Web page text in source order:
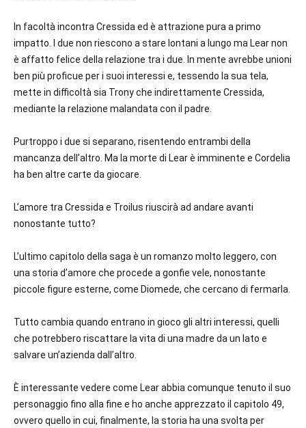
In facoltà incontra Cressida ed è attrazione pura a primo
impatto. I due non riescono a stare lontani a lungo ma Lear non
è affatto felice della relazione tra i due. In mente avrebbe unioni
ben più proficue per i suoi interessi e, tessendo la sua tela,
mette in difficoltà sia Trony che indirettamente Cressida,
mediante la relazione malandata con il padre.
Purtroppo i due si separano, risentendo entrambi della
mancanza dell’altro. Ma la morte di Lear è imminente e Cordelia
ha ben altre carte da giocare.
L’amore tra Cressida e Troilus riuscirà ad andare avanti
nonostante tutto?
L’ultimo capitolo della saga è un romanzo molto leggero, con
una storia d’amore che procede a gonfie vele, nonostante
piccole figure esterne, come Diomede, che cercano di fermarla.
Tutto cambia quando entrano in gioco gli altri interessi, quelli
che potrebbero riscattare la vita di una madre da un lato e
salvare un’azienda dall’altro.
È interessante vedere come Lear abbia comunque tenuto il suo
personaggio fino alla fine e ho anche apprezzato il capitolo 49,
ovvero quello in cui, finalmente, la storia ha una svolta per